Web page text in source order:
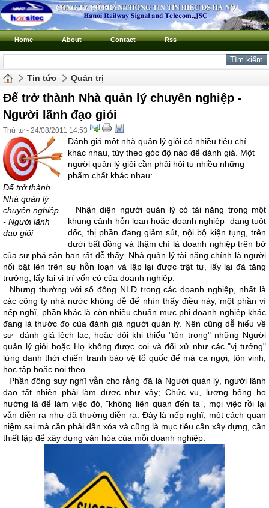
Home About Contact Rss
Tin tức Quản trị
Để trở thành Nhà quản lý chuyên nghiệp -
Người lãnh đạo giỏi
Thứ tư - 24/08/2011 14:53
Để trở thành
Nhà quản lý
chuyên nghiệp
- Người lãnh
đạo giỏi
Đánh giá một nhà quản lý giỏi có nhiều tiêu chí
khác nhau, tùy theo góc độ nào để dánh giá. Một
người quản lý giỏi cần phải hội tụ nhiều những
phẩm chất khác nhau:
Nhận diện người quản lý có tài năng trong một
khung cảnh hỗn loạn hoặc doanh nghiệp đang tuột
dốc, thị phần đang giảm sút, nội bộ kiện tụng, trên
dưới bất đồng và thậm chí là doanh nghiệp trên bờ
của sự phá sản bạn rất dễ thấy. Nhà quản lý tài năng chính là người
nổi bật lên trên sự hỗn loạn và lập lại được trật tự, lấy lại đà tăng
trưởng, lấy lại vị trí vốn có của doanh nghiệp.
Nhưng thường với số đông NLĐ trong các doanh nghiệp, nhất là
các công ty nhà nước không dễ để nhìn thấy điều này, một phần vì
nếp nghĩ, phần khác là còn nhiều chuẩn mực phi doanh nghiệp khác
đang là thước đo của đánh giá người quản lý. Nên cũng dễ hiểu về
sự đánh giá lệch lạc, hoặc đôi khi thiếu "tôn trọng" những Người
quản lý giỏi hoặc Họ không được coi và đối xử như các "vị tướng"
lừng danh thời chiến tranh bảo vệ tổ quốc để mà ca ngợi, tôn vinh,
học tập hoặc noi theo.
Phần đông suy nghĩ vẫn cho rằng đã là Người quản lý, người lãnh
đạo tất nhiên phải làm được như vậy; Chức vụ, lương bổng họ
hưởng là để làm việc đó, "không liên quan đến ta”, mọi việc rồi lại
vẫn diễn ra như đã thường diễn ra. Đây là nếp nghĩ, một cách quan
niệm sai mà cần phải dần xóa và cũng là mục tiêu cần xây dựng, cần
thiết lập để xây dựng văn hóa của mỗi doanh nghiệp.